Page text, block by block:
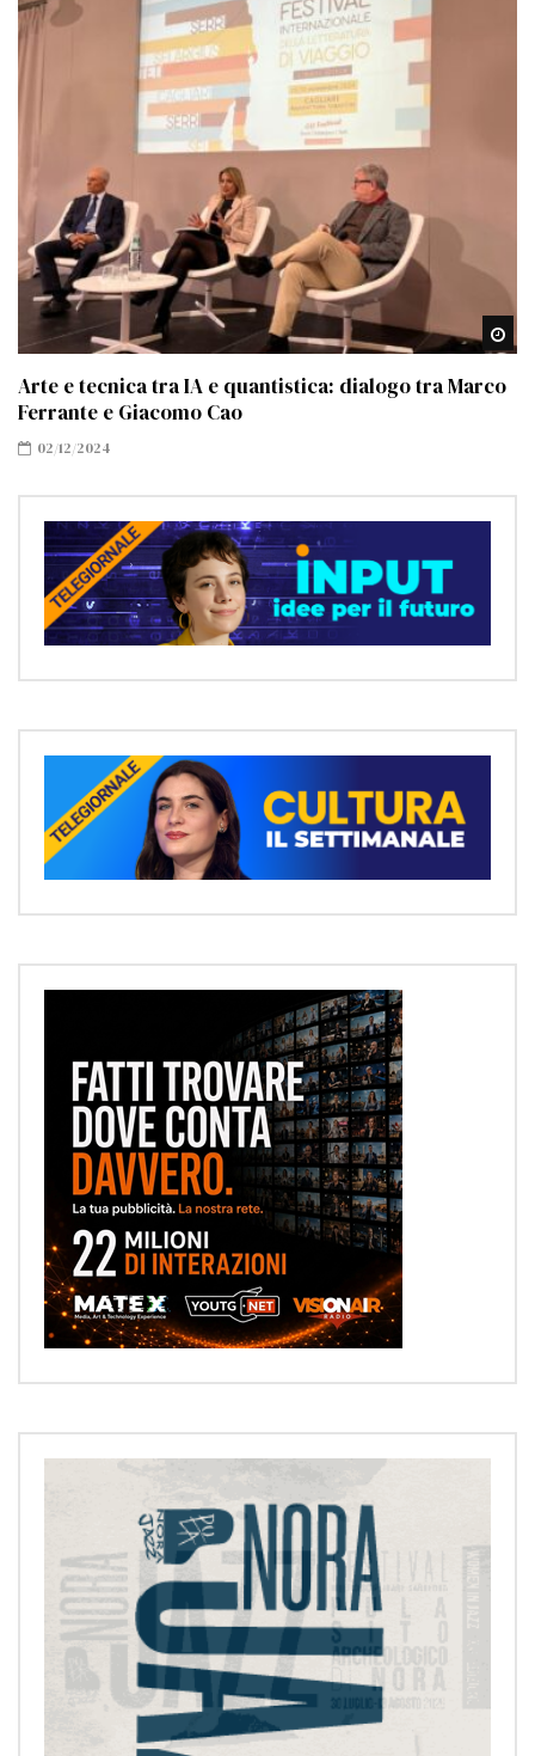
Arte e tecnica tra IA e quantistica: dialogo tra Marco
Ferrante e Giacomo Cao
02/12/2024